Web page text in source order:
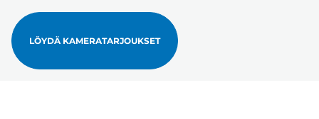
LÖYDÄ KAMERATARJOUKSET